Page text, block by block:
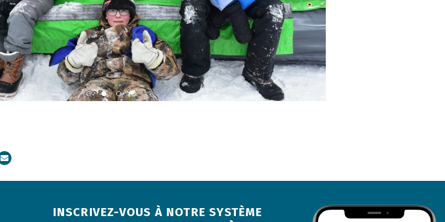
INSCRIVEZ-VOUS À NOTRE SYSTÈME